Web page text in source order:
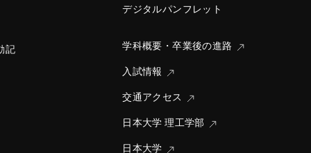
記
デジタルパンフレット
学科概要・卒業後の進路
入試情報
交通アクセス
日本大学 理工学部
日本大学